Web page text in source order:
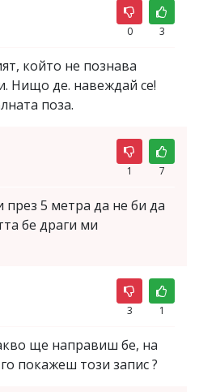
0 3
който не познава
Нищо де. навеждай се!
поза.
1 7
5 метра да не би да
бе драги ми
3 1
ще направиш бе, на
покажеш този запис ?